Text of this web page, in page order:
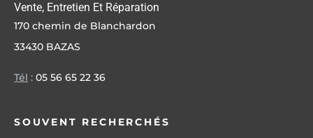
Vente, Entretien Et Réparation
170 chemin de Blanchardon
33430 BAZAS
Tél : 05 56 65 22 36
SOUVENT RECHERCHÉS